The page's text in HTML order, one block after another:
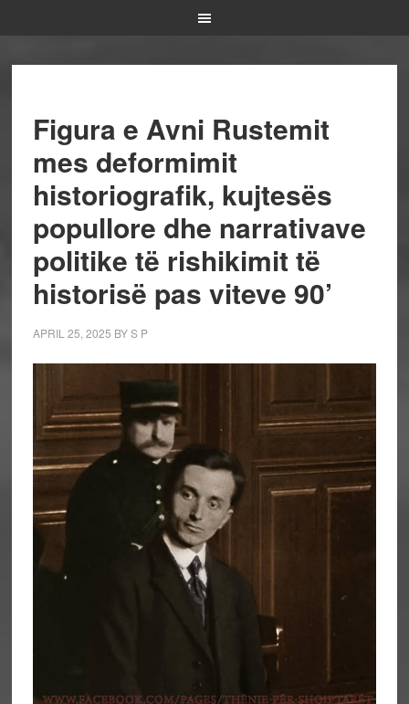
Figura e Avni Rustemit
mes deformimit
historiografik, kujtesës
popullore dhe narrativave
politike të rishikimit të
historisë pas viteve 90’
APRIL 25, 2025 BYS P